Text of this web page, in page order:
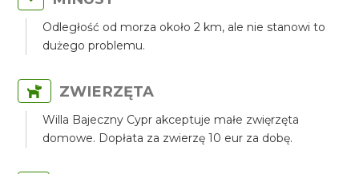
Odległość od morza około 2 km, ale nie stanowi to
dużego problemu.
ZWIERZĘTA
Willa Bajeczny Cypr akceptuje małe zwięrzęta
domowe. Dopłata za zwierzę 10 eur za dobę.